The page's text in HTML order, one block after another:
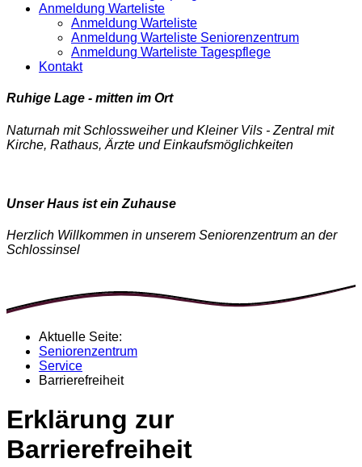
Anmeldung Warteliste
Anmeldung Warteliste
Anmeldung Warteliste Seniorenzentrum
Anmeldung Warteliste Tagespflege
Kontakt
Ruhige Lage - mitten im Ort
Naturnah mit Schlossweiher und Kleiner Vils - Zentral mit
Kirche, Rathaus, Ärzte und Einkaufsmöglichkeiten
Unser Haus ist ein Zuhause
Herzlich Willkommen in unserem Seniorenzentrum an der
Schlossinsel
Aktuelle Seite:
Seniorenzentrum
Service
Barrierefreiheit
Erklärung zur
Barrierefreiheit